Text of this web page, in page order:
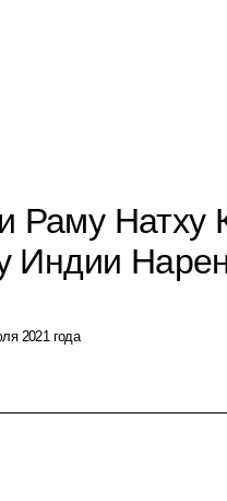
Раму Натху
Индии
2021 года